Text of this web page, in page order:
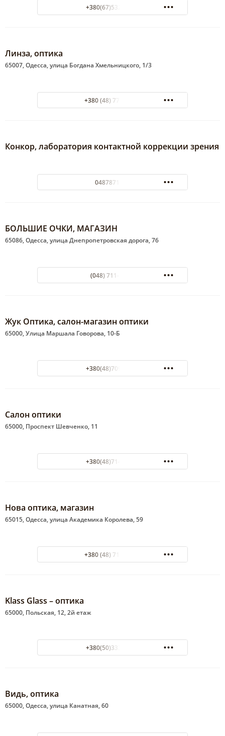
+380(67)532-11-74
Линза, оптика
65007, Одесса, улица Богдана Хмельницкого, 1/3
+380 (48) 777-78-80
Конкор, лаборатория контактной коррекции зрения
0487871623
БОЛЬШИЕ ОЧКИ, МАГАЗИН
65086, Одесса, улица Днепропетровская дорога, 76
(048) 711-35-77
Жук Оптика, салон-магазин оптики
65000, Улица Маршала Говорова, 10-Б
+380(48)709-94-29
Салон оптики
65000, Проспект Шевченко, 11
+380(48)714-35-32
Нова оптика, магазин
65015, Одесса, улица Академика Королева, 59
+380 (48) 717-00-61
Klass Glass – оптика
65000, Польская, 12, 2й етаж
+380(50)333-03-84
Видь, оптика
65000, Одесса, улица Канатная, 60